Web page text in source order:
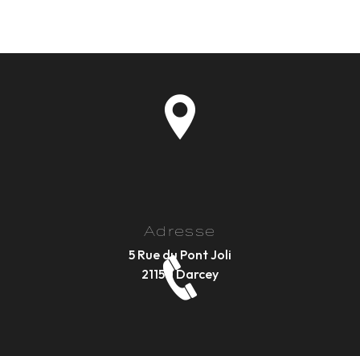
Adresse
5 Rue du Pont Joli
21150 Darcey